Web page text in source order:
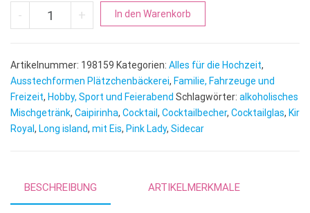
- Cocktail | Cocktailglas Menge
+ In den Warenkorb
e
r
n
a
e
Artikelnummer: 198159 Kategorien: Alles für die Hochzeit,
Ausstechformen Plätzchenbäckerei, Familie, Fahrzeuge und
Freizeit, Hobby, Sport und Feierabend Schlagwörter: alkoholisches
Mischgetränk, Caipirinha, Cocktail , Cocktailbecher, Cocktailglas, Kir
Royal , Long island, mit Eis, Pink Lady, Sidecar
BESCHREIBUNG ARTIKELMERKMALE